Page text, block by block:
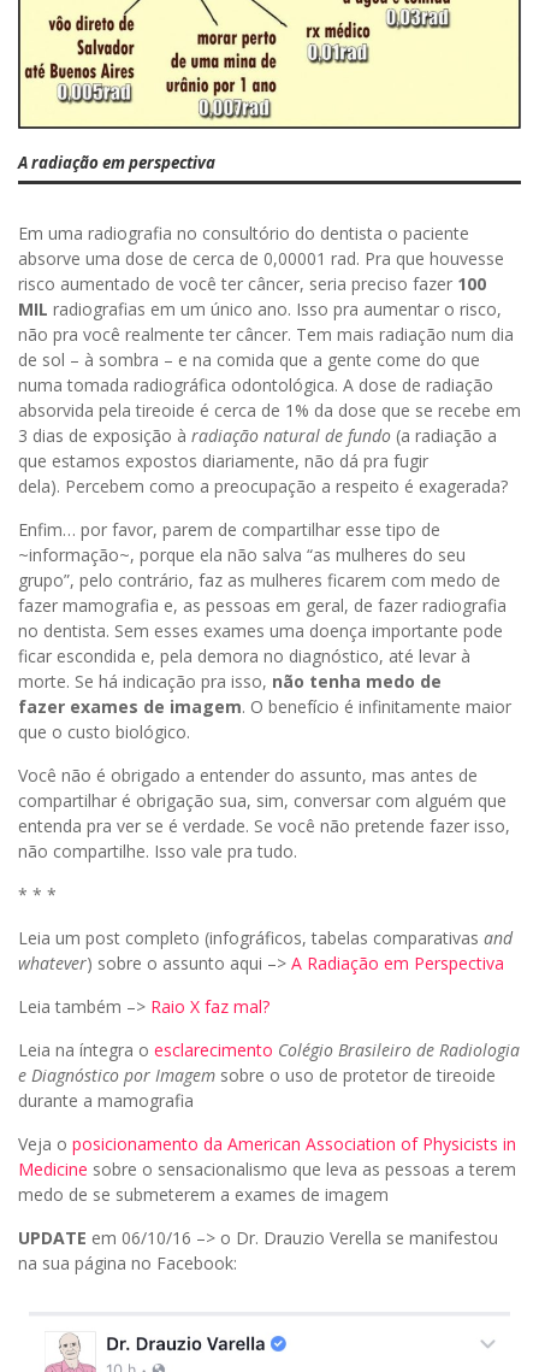
A radiação em perspectiva
Em uma radiografia no consultório do dentista o paciente
absorve uma dose de cerca de 0,00001 rad. Pra que houvesse
risco aumentado de você ter câncer, seria preciso fazer 100
MIL radiografias em um único ano. Isso pra aumentar o risco,
não pra você realmente ter câncer. Tem mais radiação num dia
de sol – à sombra – e na comida que a gente come do que
numa tomada radiográfica odontológica. A dose de radiação
absorvida pela tireoide é cerca de 1% da dose que se recebe em
3 dias de exposição à radiação natural de fundo (a radiação a
que estamos expostos diariamente, não dá pra fugir
dela). Percebem como a preocupação a respeito é exagerada?
Enfim… por favor, parem de compartilhar esse tipo de
~informação~, porque ela não salva “as mulheres do seu
grupo”, pelo contrário, faz as mulheres ficarem com medo de
fazer mamografia e, as pessoas em geral, de fazer radiografia
no dentista. Sem esses exames uma doença importante pode
ficar escondida e, pela demora no diagnóstico, até levar à
morte. Se há indicação pra isso, não tenha medo de
fazer exames de imagem. O benefício é infinitamente maior
que o custo biológico.
Você não é obrigado a entender do assunto, mas antes de
compartilhar é obrigação sua, sim, conversar com alguém que
entenda pra ver se é verdade. Se você não pretende fazer isso,
não compartilhe. Isso vale pra tudo.
* * *
Leia um post completo (infográficos, tabelas comparativas and
whatever) sobre o assunto aqui –> A Radiação em Perspectiva
Leia também –> Raio X faz mal?
Leia na íntegra o esclarecimento Colégio Brasileiro de Radiologia
e Diagnóstico por Imagem sobre o uso de protetor de tireoide
durante a mamografia
Veja o posicionamento da American Association of Physicists in
Medicine sobre o sensacionalismo que leva as pessoas a terem
medo de se submeterem a exames de imagem
UPDATE em 06/10/16 –> o Dr. Drauzio Verella se manifestou
na sua página no Facebook: